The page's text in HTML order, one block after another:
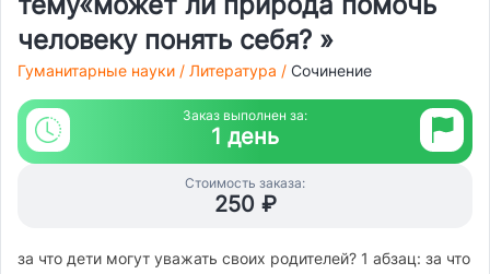
человеку понять себя? »
Гуманитарные науки / Литература / Сочинение
Заказ выполнен за:
1 день
Стоимость заказа:
250 ₽
за что дети могут уважать своих родителей? 1 абзац: за что